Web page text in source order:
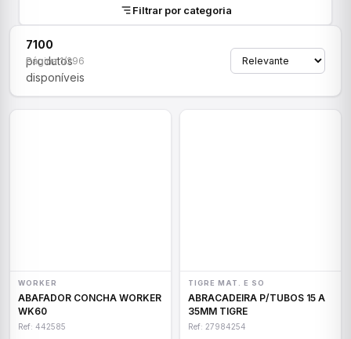
Filtrar por categoria
7100
produtos
disponíveis
Página 1/296
WORKER
ABAFADOR CONCHA WORKER
WK60
Ref: 442585
TIGRE MAT. E SO
ABRACADEIRA P/TUBOS 15 A
35MM TIGRE
Ref: 27984254